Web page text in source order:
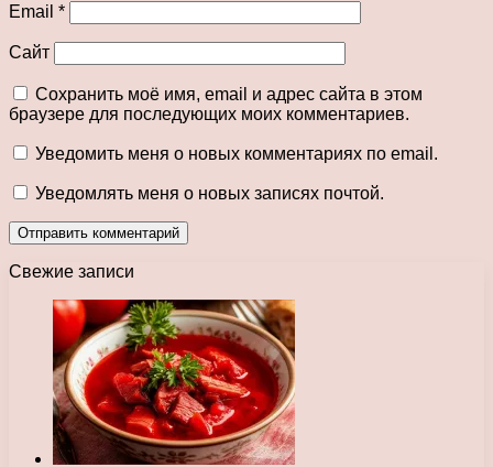
Email *
Сайт
Сохранить моё имя, email и адрес сайта в этом
браузере для последующих моих комментариев.
Уведомить меня о новых комментариях по email.
Уведомлять меня о новых записях почтой.
Свежие записи